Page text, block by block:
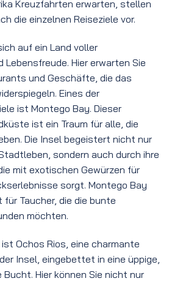
Kreuzfahrten erwarten, stellen
die einzelnen Reiseziele vor.
auf ein Land voller
Hier erwarten Sie
und Geschäfte, die das
Eines der
ist Montego Bay. Dieser
ist ein Traum für alle, die
Die Insel begeistert nicht nur
sondern auch durch ihre
mit exotischen Gewürzen für
sorgt. Montego Bay
Taucher, die die bunte
möchten.
Ochos Rios, eine charmante
Insel, eingebettet in eine üppige,
Bucht. Hier können Sie nicht nur